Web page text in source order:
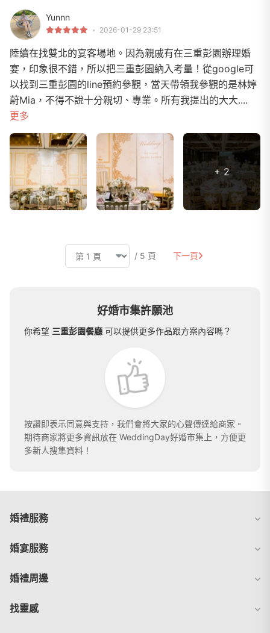
好婚市集許願池
你希望 三重彭園餐廳 可以提供更多作品跟方案內容嗎？
按讚即表示同意與支持，我們會將大家的心聲傳達給商家。
期待商家將更多資訊放在 WeddingDay好婚市集上，方便更
多新人搜集資料！
Yunnn
2026-01-29 23:51
陸續在找雙北的宴客場地。因為親戚有在三重彭園辦理婚
宴，印象很不錯，所以把三重彭園納入考量！從google可
以找到三重彭園的line預約參觀，當天帶領我參觀的是林婷
蔚Mia，不得不說十分親切、專業。所有我提出的大大....
更多
+ 2
/ 5 頁 下一頁
婚禮服務
婚宴服務
婚禮周邊
找靈感